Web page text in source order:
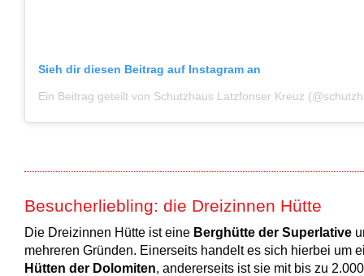
Sieh dir diesen Beitrag auf Instagram an
Besucherliebling: die Dreizinnen Hütte
Die Dreizinnen Hütte ist eine Berghütte der Superlative
mehreren Gründen. Einerseits handelt es sich hierbei um
Hütten der Dolomiten, andererseits ist sie mit bis zu